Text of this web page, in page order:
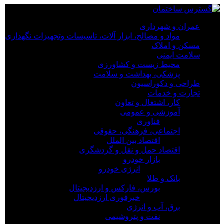
عمران و شهرداری
مواد و مصالح، ابزار آلات، تاسیسات وتجهیزات نگهداری
مسکن و املاک
سلامت ایمنی
محیط زیست و کشاورزی
پزشکی، بهداشت و سلامت
طراحی و دکوراسیون
تجارت و خدمات
کار، اشتغال و تعاون
آموزشی و عمومی
فناوری
اجتماعی، فرهنگی، حقوقی
اقتصاد بین الملل
اقتصاد حمل و نقل و گردشگری
بازار خودرو
انرژی خودرو
بانک و طلا
بورس، فارکس و ارزدیجیتال
خبرفوری ارزدیجیتال
برق، آب و انرژی
نفت و پتروشیمی
×
عمران و شهرداری
مواد و مصالح، ابزار آلات، تاسیسات وتجهیزات نگهداری
مسکن و املاک
سلامت ایمنی
محیط زیست و کشاورزی
پزشکی، بهداشت و سلامت
طراحی و دکوراسیون
تجارت و خدمات
کار، اشتغال و تعاون
آموزشی و عمومی
فناوری
اجتماعی، فرهنگی، حقوقی
اقتصاد بین الملل
اقتصاد حمل و نقل و گردشگری
بازار خودرو
بانک و طلا
بورس، فارکس و ارزدیجیتال
خبرفوری ارزدیجیتال
برق، آب و انرژی